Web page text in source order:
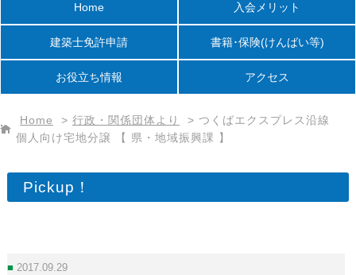
Home 入会メリット
建築士免許申請 書籍･保険(けんばい等)
お役立ち情報 アクセス
Home > 行政・関係団体より > つくばエクスプレス沿線
個人向け宅地分譲 【 県・地域振興課 】
Pickup！
2017.09.29